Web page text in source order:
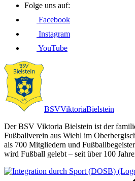
Folge uns auf:
Facebook
Instagram
YouTube
BSVViktoriaBielstein
Der BSV Viktoria Bielstein ist der
Fußballverein aus Wiehl im
als 700 Mitgliedern und
wird Fußball gelebt – seit über 100